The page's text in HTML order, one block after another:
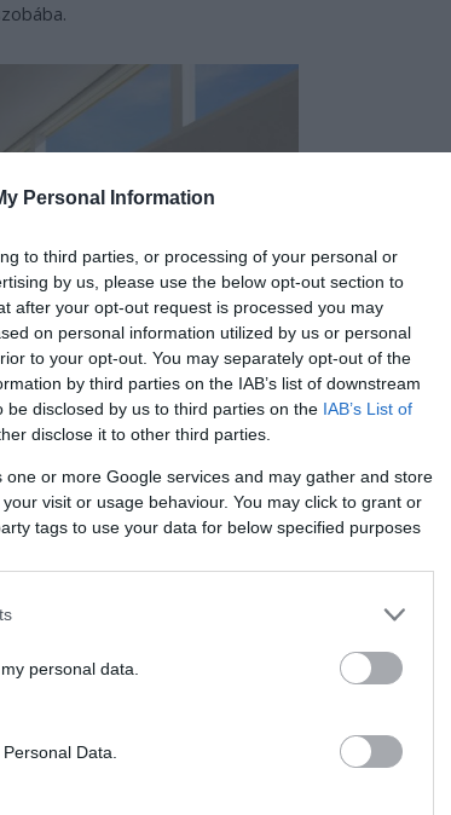
Personal Information
to third parties, or processing of your personal or
by us, please use the below opt-out section to
after your opt-out request is processed you may
on personal information utilized by us or personal
to your opt-out. You may separately opt-out of the
by third parties on the IAB’s list of downstream
disclosed by us to third parties on the IAB’s List of
disclose it to other third parties.
or more Google services and may gather and store
visit or usage behaviour. You may click to grant or
tags to use your data for below specified purposes
personal data.
Data.
lakók főzni, mosni, tévézni,